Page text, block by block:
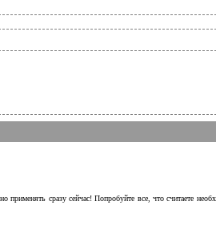
сразу сейчас! Попробуйте все, что считаете